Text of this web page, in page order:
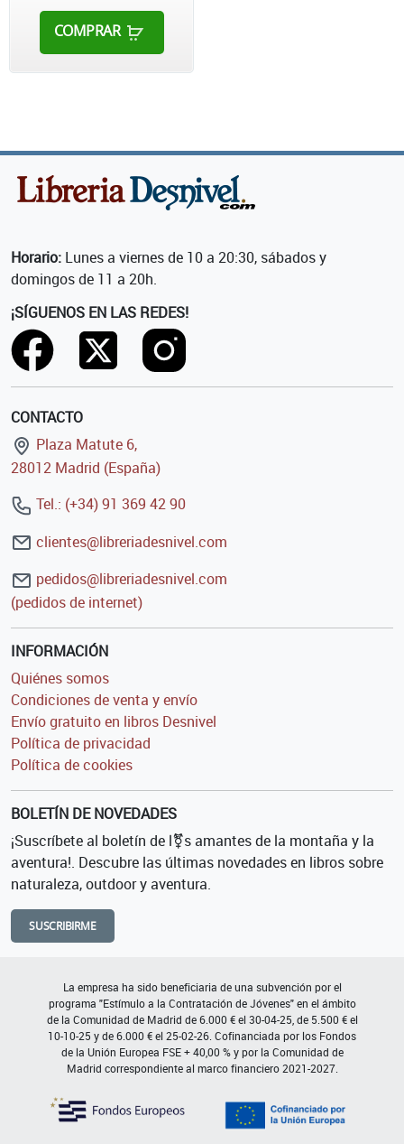
COMPRAR
Horario: Lunes a viernes de 10 a 20:30, sábados y
domingos de 11 a 20h.
¡SÍGUENOS EN LAS REDES!
CONTACTO
Plaza Matute 6,
28012 Madrid (España)
Tel.: (+34) 91 369 42 90
clientes@libreriadesnivel.com
pedidos@libreriadesnivel.com
(pedidos de internet)
INFORMACIÓN
Quiénes somos
Condiciones de venta y envío
Envío gratuito en libros Desnivel
Política de privacidad
Política de cookies
BOLETÍN DE NOVEDADES
¡Suscríbete al boletín de l⚧s amantes de la montaña y la
aventura!. Descubre las últimas novedades en libros sobre
naturaleza, outdoor y aventura.
SUSCRIBIRME
La empresa ha sido beneficiaria de una subvención por el
programa "Estímulo a la Contratación de Jóvenes" en el ámbito
de la Comunidad de Madrid de 6.000 € el 30-04-25, de 5.500 € el
10-10-25 y de 6.000 € el 25-02-26. Cofinanciada por los Fondos
de la Unión Europea FSE + 40,00 % y por la Comunidad de
Madrid correspondiente al marco financiero 2021-2027.